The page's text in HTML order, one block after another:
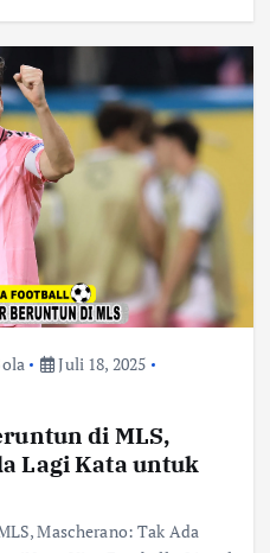
Juli 18, 2025
di MLS,
Lagi Kata untuk
Mascherano: Tak Ada